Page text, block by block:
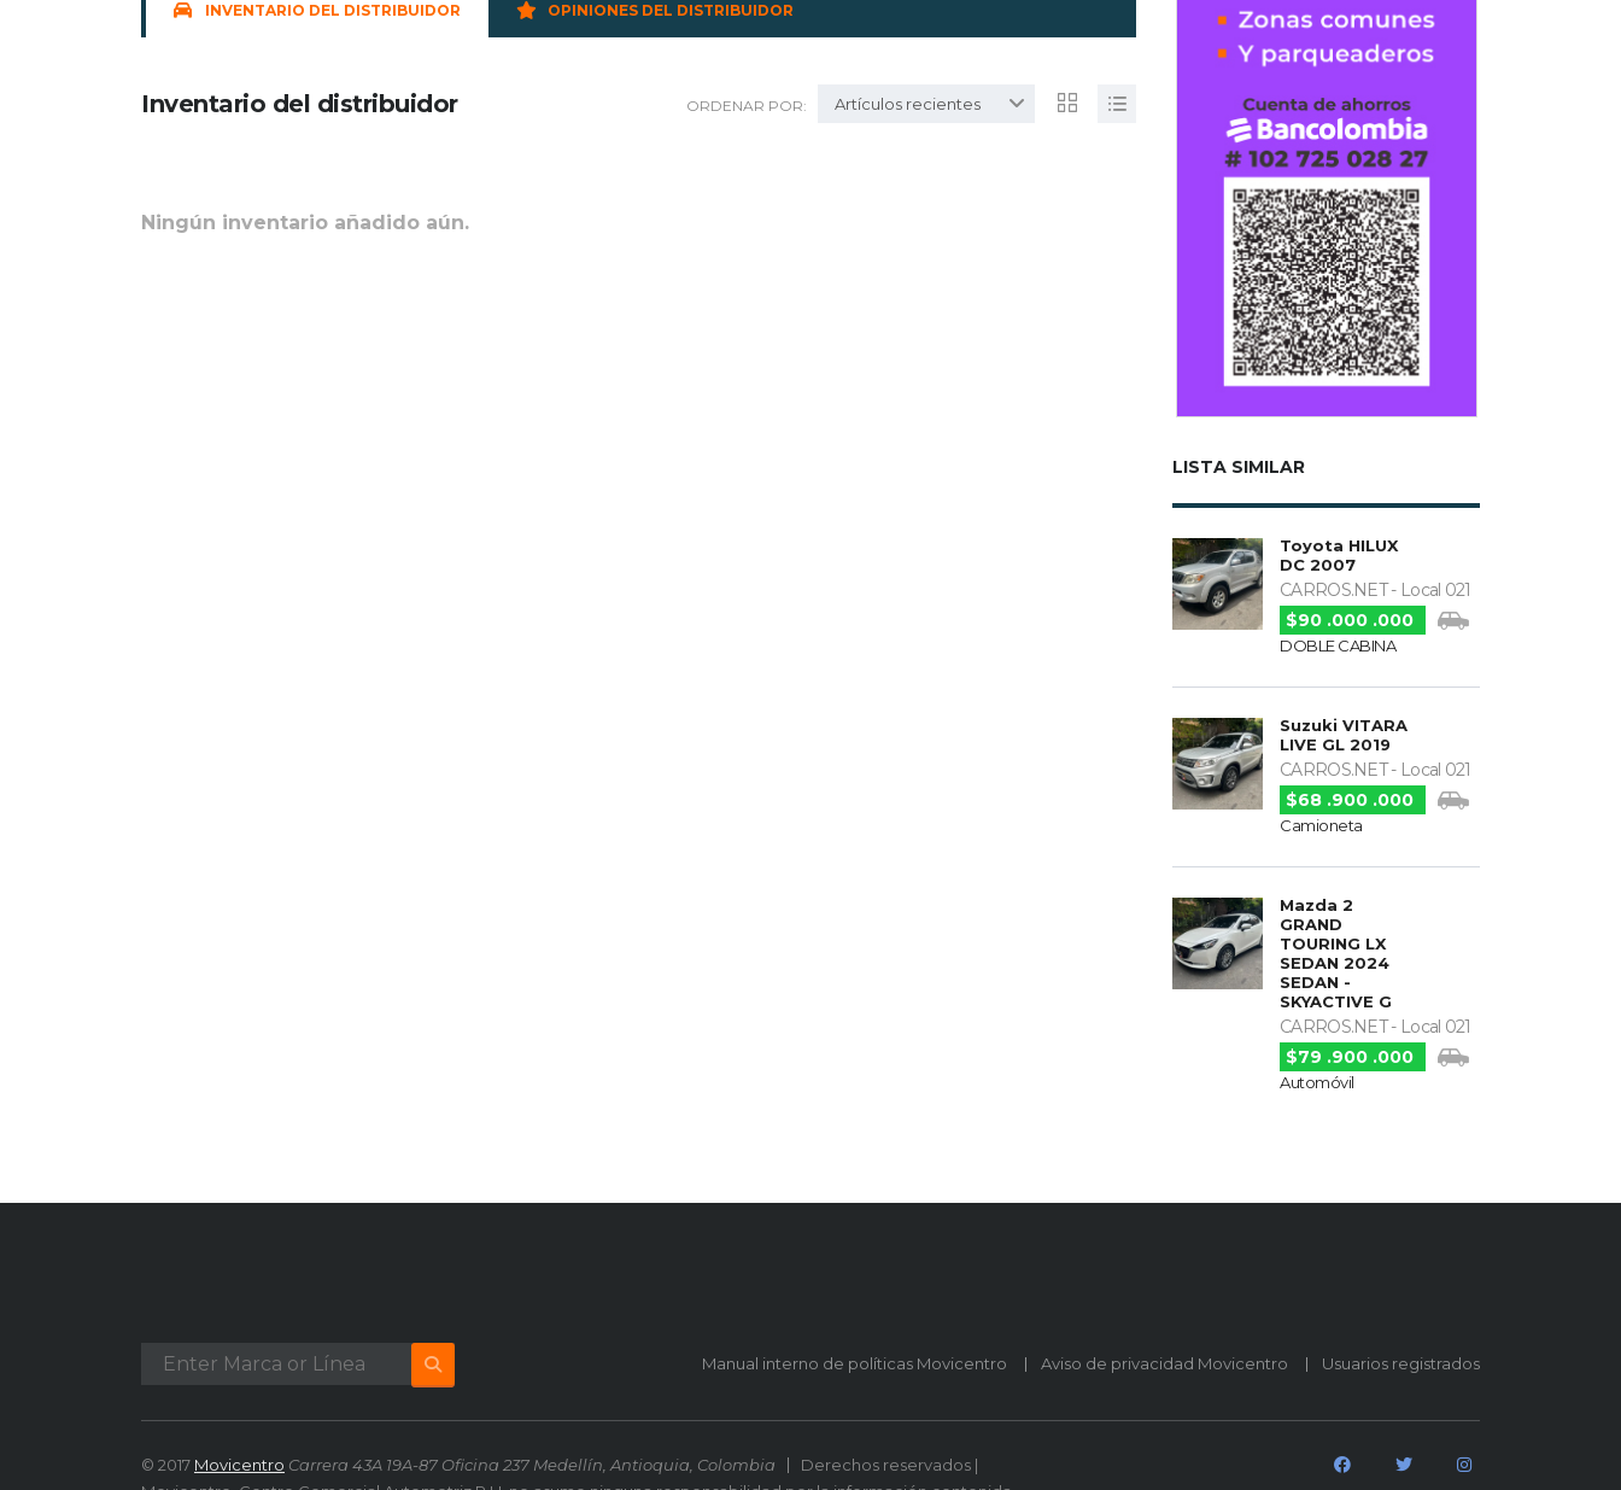
INVENTARIO DEL DISTRIBUIDOR OPINIONES DEL DISTRIBUIDOR
Inventario del distribuidor ORDENAR POR: Artículos recientes
Ningún inventario añadido aún.
LISTA SIMILAR
Toyota HILUX
DC 2007
CARROS.NET - Local 021
$90 .000 .000
DOBLE CABINA
Suzuki VITARA
LIVE GL 2019
CARROS.NET - Local 021
$68 .900 .000
Camioneta
Mazda 2
GRAND
TOURING LX
SEDAN 2024
SEDAN -
SKYACTIVE G
CARROS.NET - Local 021
$79 .900 .000
Automóvil
Manual interno de políticas Movicentro Aviso de privacidad Movicentro Usuarios registrados
© 2017 Movicentro Carrera 43A 19A-87 Oficina 237 Medellín, Antioquia, Colombia
Derechos reservados |